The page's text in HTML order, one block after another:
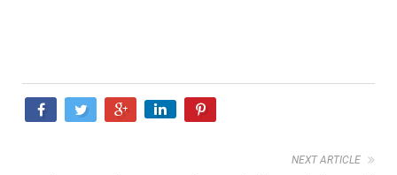
NEXT ARTICLE